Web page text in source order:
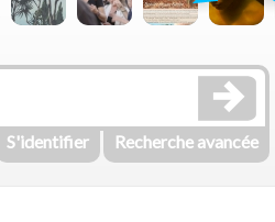
S'identifier Recherche avancée